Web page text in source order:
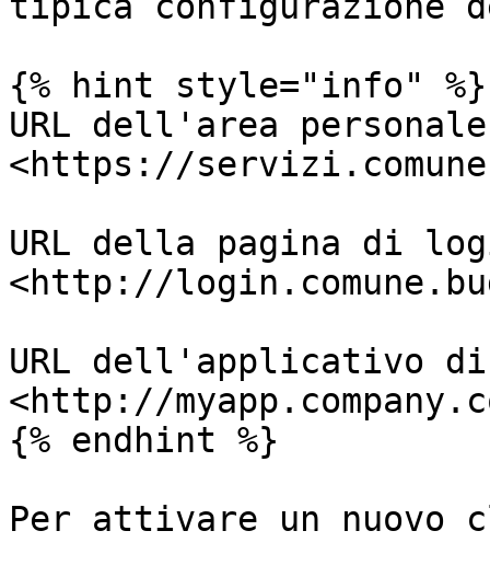
{% hint style="info" %}
URL dell'area
<https://
URL della pagina di
<http://
URL dell'applicativo
<http://
{% endhint %}
Per attivare un nuovo